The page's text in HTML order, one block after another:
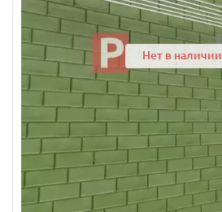
Нет в наличии